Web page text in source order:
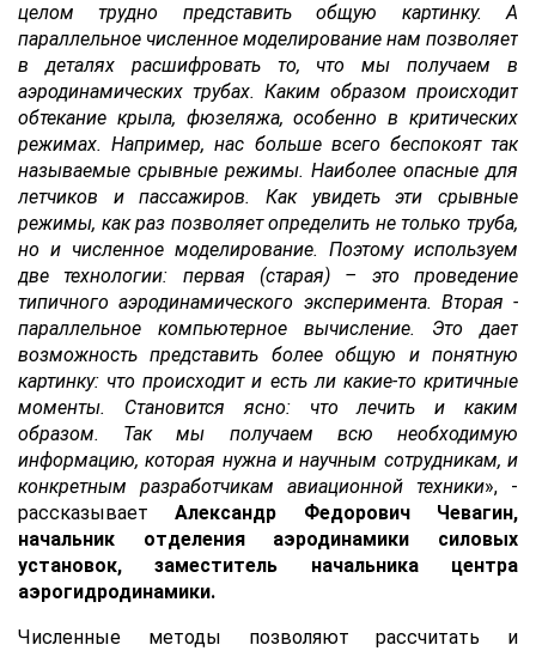
целом трудно представить общую картинку. А
параллельное численное моделирование нам позволяет
в деталях расшифровать то, что мы получаем в
аэродинамических трубах. Каким образом происходит
обтекание крыла, фюзеляжа, особенно в критических
режимах. Например, нас больше всего беспокоят так
называемые срывные режимы. Наиболее опасные для
летчиков и пассажиров. Как увидеть эти срывные
режимы, как раз позволяет определить не только труба,
но и численное моделирование. Поэтому используем
две технологии: первая (старая) – это проведение
типичного аэродинамического эксперимента. Вторая -
параллельное компьютерное вычисление. Это дает
возможность представить более общую и понятную
картинку: что происходит и есть ли какие-то критичные
моменты. Становится ясно: что лечить и каким
образом. Так мы получаем всю необходимую
информацию, которая нужна и научным сотрудникам, и
конкретным разработчикам авиационной техники», -
рассказываетАлександр Федорович Чевагин,
начальник отделения аэродинамики силовых
установок, заместитель начальника центра
аэрогидродинамики.
Численные методы позволяют рассчитать и